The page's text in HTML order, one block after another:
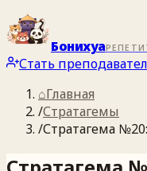
Бонихуа
Стать
⌂Главная
/Стратагемы
/Стратагема